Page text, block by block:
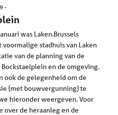
was Laken.Brussels
stadhuis van Laken
van de planning van de
en de omgeving.
ook de gelegenheid om de
(met bouwvergunning) te
hieronder weergeven. Voor
over de heraanleg en de